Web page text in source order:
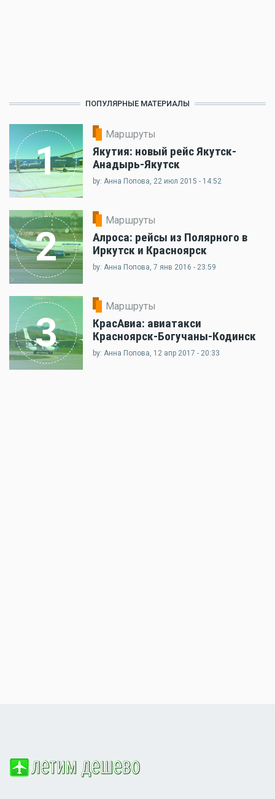
ПОПУЛЯРНЫЕ МАТЕРИАЛЫ
1
Маршруты
Якутия: новый рейс Якутск-
Анадырь-Якутск
by: Анна Попова, 22 июл 2015 - 14:52
2
Маршруты
Алроса: рейсы из Полярного в
Иркутск и Красноярск
by: Анна Попова, 7 янв 2016 - 23:59
3
Маршруты
КрасАвиа: авиатакси
Красноярск-Богучаны-Кодинск
by: Анна Попова, 12 апр 2017 - 20:33